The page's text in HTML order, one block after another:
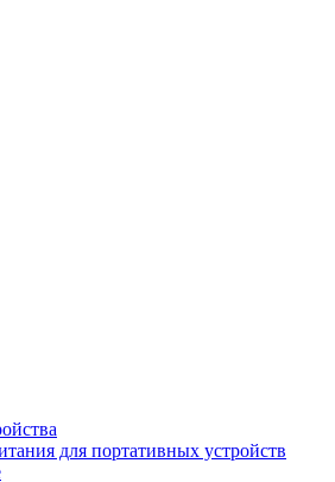
для портативных устройств